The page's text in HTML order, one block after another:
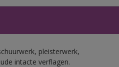
pleisterwerk,
intacte verflagen.